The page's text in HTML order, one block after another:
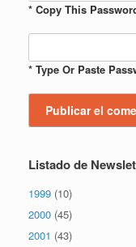
* Copy This
* Type Or Paste
Listado de
1999 (10)
2000 (45)
2001 (43)